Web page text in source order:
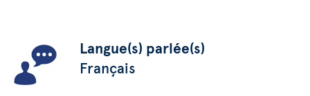
Langue(s) parlée(s)
Français